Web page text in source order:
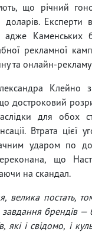
що річний
доларів.
адже Каменських
рекламної
та онлайн-рекламу
Клейно
достроковий
для обох
Втрата цієї
ударом по
що
на скандал.
велика постать,
брендів —
які і свідомо, і